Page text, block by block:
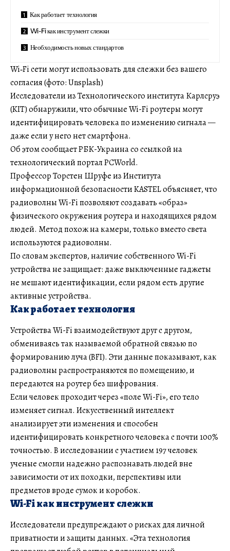
Как работает технология
Wi-Fi как инструмент слежки
Необходимость новых стандартов
Wi‑Fi сети могут использовать для слежки без вашего
согласия (фото: Unsplash)
Исследователи из Технологического института Карлсруэ
(KIT) обнаружили, что обычные Wi-Fi роутеры могут
идентифицировать человека по изменению сигнала —
даже если у него нет смартфона.
Об этом сообщает РБК-Украина со ссылкой на
технологический портал PCWorld.
Профессор Торстен Шруфе из Института
информационной безопасности KASTEL объясняет, что
радиоволны Wi-Fi позволяют создавать «образ»
физического окружения роутера и находящихся рядом
людей. Метод похож на камеры, только вместо света
используются радиоволны.
По словам экспертов, наличие собственного Wi-Fi
устройства не защищает: даже выключенные гаджеты
не мешают идентификации, если рядом есть другие
активные устройства.
Как работает технология
Устройства Wi-Fi взаимодействуют друг с другом,
обмениваясь так называемой обратной связью по
формированию луча (BFI). Эти данные показывают, как
радиоволны распространяются по помещению, и
передаются на роутер без шифрования.
Если человек проходит через «поле Wi-Fi», его тело
изменяет сигнал. Искусственный интеллект
анализирует эти изменения и способен
идентифицировать конкретного человека с почти 100%
точностью. В исследовании с участием 197 человек
ученые смогли надежно распознавать людей вне
зависимости от их походки, перспективы или
предметов вроде сумок и коробок.
Wi-Fi как инструмент слежки
Исследователи предупреждают о рисках для личной
приватности и защиты данных. «Эта технология